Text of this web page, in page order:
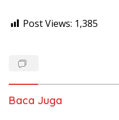
Post Views: 1,385
Baca Juga